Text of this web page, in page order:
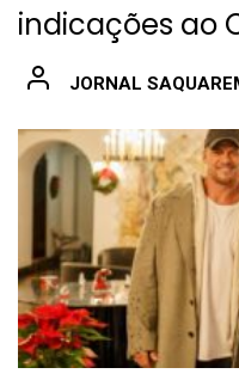
indicações ao
JORNAL